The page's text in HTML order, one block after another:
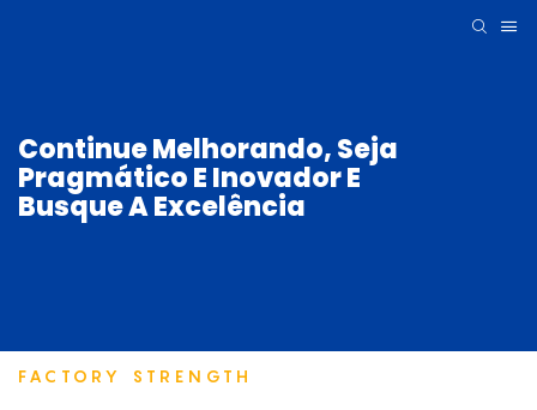
Continue Melhorando, Seja
Pragmático E Inovador E
Busque A Excelência
FACTORY STRENGTH